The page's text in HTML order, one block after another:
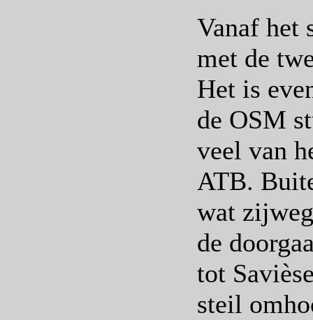
Vanaf het
met de
Het is
de OSM
veel van
ATB.
wat
de
tot
steil